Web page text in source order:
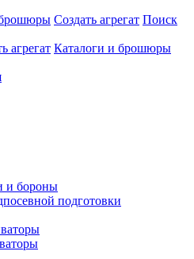
Создать агрегат Поиск
агрегат Каталоги и брошюры
и бороны
подготовки